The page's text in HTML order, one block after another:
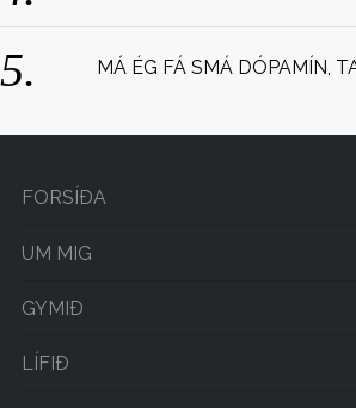
MÁ ÉG FÁ SMÁ DÓPAMÍN,
FORSÍÐA
UM MIG
GYMIÐ
LÍFIÐ